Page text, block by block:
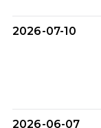
2026-07-10
2026-06-07